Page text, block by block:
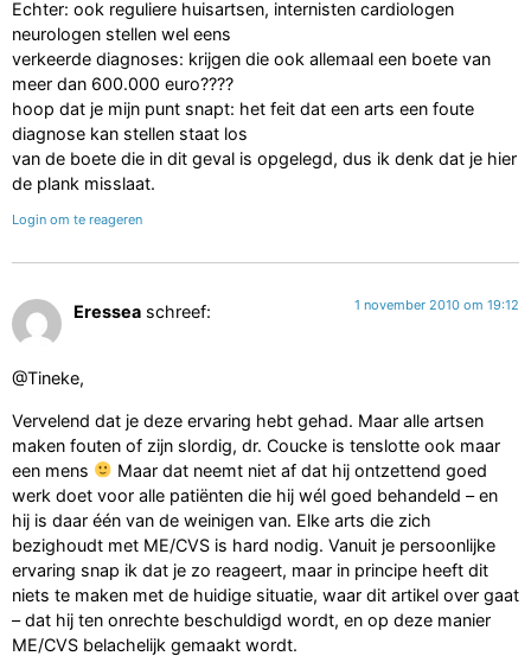
Echter: ook reguliere huisartsen, internisten cardiologen
neurologen stellen wel eens
verkeerde diagnoses: krijgen die ook allemaal een boete van
meer dan 600.000 euro????
hoop dat je mijn punt snapt: het feit dat een arts een foute
diagnose kan stellen staat los
van de boete die in dit geval is opgelegd, dus ik denk dat je hier
de plank misslaat.
Login om te reageren
Eressea schreef: 1 november 2010 om 19:12
@Tineke,
Vervelend dat je deze ervaring hebt gehad. Maar alle artsen
maken fouten of zijn slordig, dr. Coucke is tenslotte ook maar
een mens
Maar dat neemt niet af dat hij ontzettend goed
werk doet voor alle patiënten die hij wél goed behandeld – en
hij is daar één van de weinigen van. Elke arts die zich
bezighoudt met ME/CVS is hard nodig. Vanuit je persoonlijke
ervaring snap ik dat je zo reageert, maar in principe heeft dit
niets te maken met de huidige situatie, waar dit artikel over gaat
– dat hij ten onrechte beschuldigd wordt, en op deze manier
ME/CVS belachelijk gemaakt wordt.